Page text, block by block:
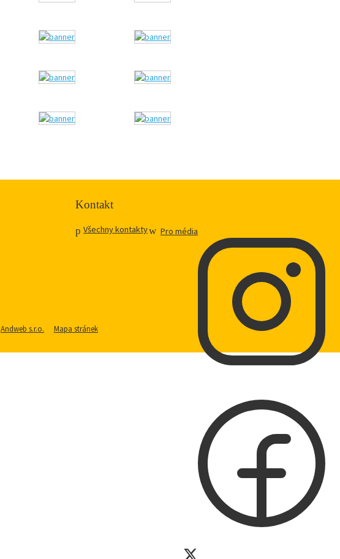
Kontakt
Všechny kontakty Pro média
Andweb s.r.o. Mapa stránek